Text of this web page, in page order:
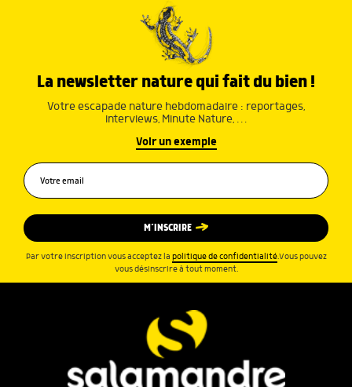
La newsletter nature qui fait du bien !
Votre escapade nature hebdomadaire : reportages,
interviews, Minute Nature, …
Voir un exemple
M’INSCRIRE
Par votre inscription vous acceptez la politique de confidentialité.Vous pouvez
vous désinscrire à tout moment.